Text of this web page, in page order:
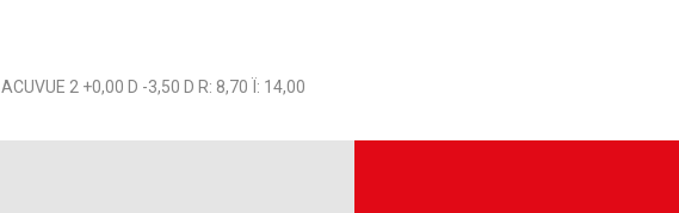
ACUVUE 2 +0,00 D -3,50 D R: 8,70 Ï: 14,00